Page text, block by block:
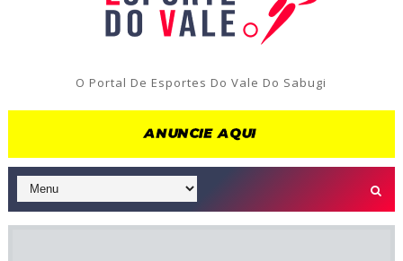
O Portal De Esportes Do Vale Do Sabugi